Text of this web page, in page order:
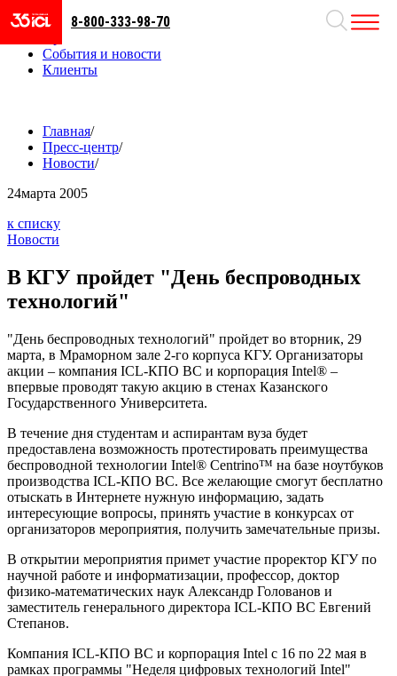
Направления
События и новости
Клиенты
8-800-333-98-70
Главная/
Пресс-центр/
Новости/
24марта 2005
к списку
Новости
В КГУ пройдет "День беспроводных
технологий"
"День беспроводных технологий" пройдет во вторник, 29
марта, в Мраморном зале 2-го корпуса КГУ. Организаторы
акции – компания ICL-КПО ВС и корпорация Intel® –
впервые проводят такую акцию в стенах Казанского
Государственного Университета.
В течение дня студентам и аспирантам вуза будет
предоставлена возможность протестировать преимущества
беспроводной технологии Intel® Centrino™ на базе ноутбуков
производства ICL-КПО ВС. Все желающие смогут бесплатно
отыскать в Интернете нужную информацию, задать
интересующие вопросы, принять участие в конкурсах от
организаторов мероприятия, получить замечательные призы.
В открытии мероприятия примет участие проректор КГУ по
научной работе и информатизации, профессор, доктор
физико-математических наук Александр Голованов и
заместитель генерального директора ICL-КПО ВС Евгений
Степанов.
Компания ICL-КПО ВС и корпорация Intel с 16 по 22 мая в
рамках программы "Неделя цифровых технологий Intel"